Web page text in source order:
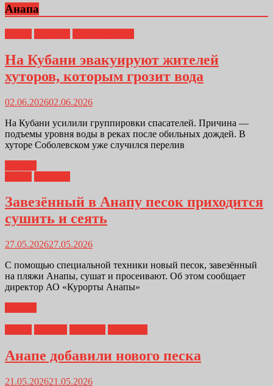
Анапа
На Кубани эвакуируют жителей
хуторов, которым грозит вода
02.06.202602.06.2026
На Кубани усилили группировки спасателей. Причина —
подъемы уровня воды в реках после обильных дождей. В
хуторе Соболевском уже случился перелив
Завезённый в Анапу песок приходится
сушить и сеять
27.05.202627.05.2026
С помощью специальной техники новый песок, завезённый
на пляжи Анапы, сушат и просеивают. Об этом сообщает
директор АО «Курорты Анапы»
Анапе добавили нового песка
21.05.202621.05.2026